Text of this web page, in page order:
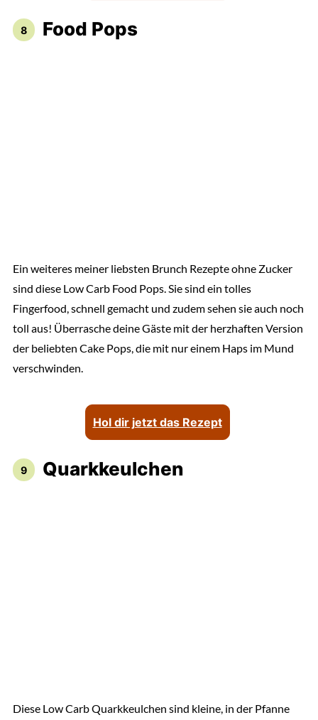
Food Pops
Ein weiteres meiner liebsten Brunch Rezepte ohne Zucker
sind diese Low Carb Food Pops. Sie sind ein tolles
Fingerfood, schnell gemacht und zudem sehen sie auch noch
toll aus! Überrasche deine Gäste mit der herzhaften Version
der beliebten Cake Pops, die mit nur einem Haps im Mund
verschwinden.
Hol dir jetzt das Rezept
Quarkkeulchen
Diese Low Carb Quarkkeulchen sind kleine, in der Pfanne